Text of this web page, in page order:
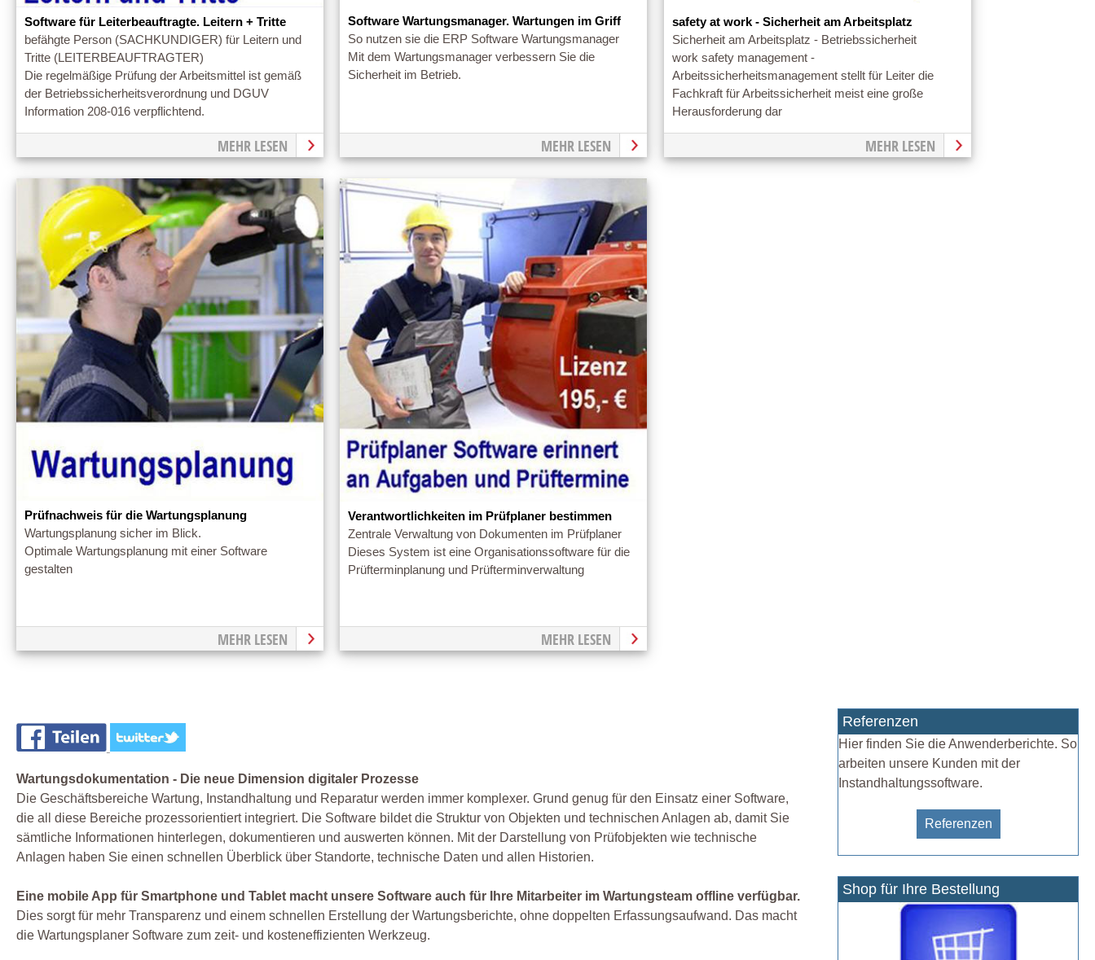
Software für Leiterbeauftragte. Leitern + Tritte
befähgte Person (SACHKUNDIGER) für Leitern und
Tritte (LEITERBEAUFTRAGTER)
Die regelmäßige Prüfung der Arbeitsmittel ist gemäß
der Betriebssicherheitsverordnung und DGUV
Information 208-016 verpflichtend.
MEHR LESEN
Software Wartungsmanager. Wartungen im Griff
So nutzen sie die ERP Software Wartungsmanager
Mit dem Wartungsmanager verbessern Sie die
Sicherheit im Betrieb.
MEHR LESEN
safety at work - Sicherheit am Arbeitsplatz
Sicherheit am Arbeitsplatz - Betriebssicherheit
work safety management -
Arbeitssicherheitsmanagement stellt für Leiter die
Fachkraft für Arbeitssicherheit meist eine große
Herausforderung dar
MEHR LESEN
Prüfnachweis für die Wartungsplanung
Wartungsplanung sicher im Blick.
Optimale Wartungsplanung mit einer Software
gestalten
MEHR LESEN
Verantwortlichkeiten im Prüfplaner bestimmen
Zentrale Verwaltung von Dokumenten im Prüfplaner
Dieses System ist eine Organisationssoftware für die
Prüfterminplanung und Prüfterminverwaltung
MEHR LESEN
Wartungsdokumentation - Die neue Dimension digitaler Prozesse
Die Geschäftsbereiche Wartung, Instandhaltung und Reparatur werden immer komplexer. Grund genug für den Einsatz einer Software,
die all diese Bereiche prozessorientiert integriert. Die Software bildet die Struktur von Objekten und technischen Anlagen ab, damit Sie
sämtliche Informationen hinterlegen, dokumentieren und auswerten können. Mit der Darstellung von Prüfobjekten wie technische
Anlagen haben Sie einen schnellen Überblick über Standorte, technische Daten und allen Historien.
Eine mobile App für Smartphone und Tablet macht unsere Software auch für Ihre Mitarbeiter im Wartungsteam offline verfügbar.
Dies sorgt für mehr Transparenz und einem schnellen Erstellung der Wartungsberichte, ohne doppelten Erfassungsaufwand. Das macht
die Wartungsplaner Software zum zeit- und kosteneffizienten Werkzeug.
Referenzen
Hier finden Sie die Anwenderberichte. So
arbeiten unsere Kunden mit der
Instandhaltungssoftware.
Referenzen
Shop für Ihre Bestellung